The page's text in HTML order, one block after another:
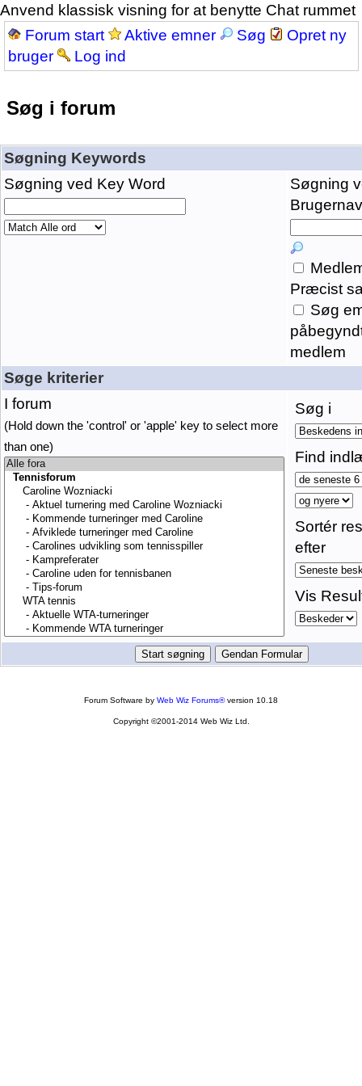
Anvend klassisk visning for at benytte Chat rummet
Forum start
Aktive emner Søg
Opret ny
bruger
Log ind
Søg i forum
Søgning Keywords
Søgning ved Key Word
Søgning
Præcist
Søg
medlem
Søge kriterier
I forum
(Hold down the 'control' or 'apple' key to select more
than one)
Søg i
Find
Sortér
efter
Vis
Forum Software by Web Wiz Forums®version 10.18
Copyright ©2001-2014 Web Wiz Ltd.